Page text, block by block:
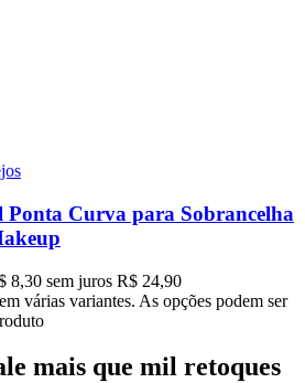
Ponta Curva para Sobrancelha
8,30 sem juros R$ 24,90
várias variantes. As opções podem ser
mais que mil retoques